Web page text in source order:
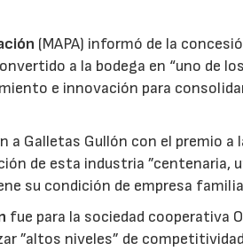
(MAPA) informó de la
a la bodega en “uno de
e innovación para
Galletas Gullón con el premio a
de esta industria ”centenaria,
su condición de empresa
fue para la sociedad cooperativa
”altos niveles” de